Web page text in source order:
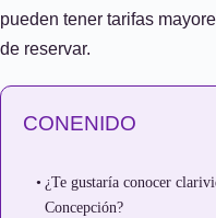
pueden tener tarifas
de reservar.
CONENIDO
¿Te gustaría conocer
Concepción?